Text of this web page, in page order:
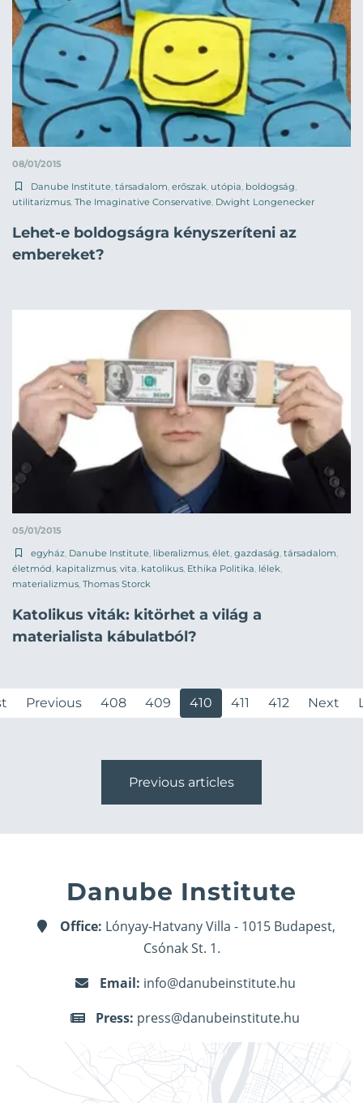
08/01/2015
Danube Institute társadalom erőszak utópia boldogság
utilitarizmus The Imaginative Conservative Dwight Longenecker
Lehet-e boldogságra kényszeríteni az
embereket?
05/01/2015
egyház, Danube Institute, liberalizmus, élet, gazdaság, társadalom,
életmód, kapitalizmus, vita, katolikus, Ethika Politika, lélek,
materializmus, Thomas Storck
Katolikus viták: kitörhet a világ a
materialista kábulatból?
Previous 408 409 410 411 412 Next
Previous articles
Danube Institute
Office: Lónyay-Hatvany Villa - 1015 Budapest,
Csónak St. 1.
Email: info@danubeinstitute.hu
Press: press@danubeinstitute.hu